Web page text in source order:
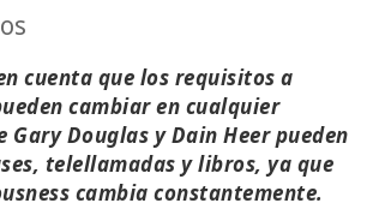
cuenta que los requisitos a
cambiar en cualquier
Gary Douglas y Dain Heer pueden
telellamadas y libros, ya que
cambia constantemente.